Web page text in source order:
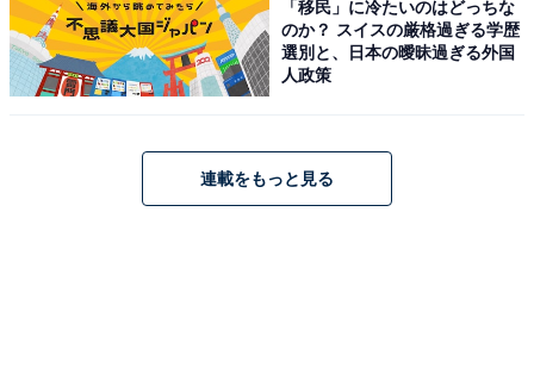
「移民」に冷たいのはどっちな
のか？ スイスの厳格過ぎる学歴
選別と、日本の曖昧過ぎる外国
人政策
連載をもっと見る